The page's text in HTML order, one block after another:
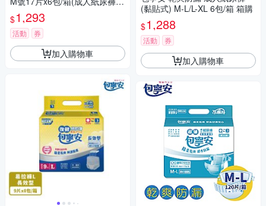
黏貼式 日用)
$1,293
活動 券
加入購物車
(黏貼式) M-L/L-XL 6包/箱 箱購
$1,288
活動 券
加入購物車